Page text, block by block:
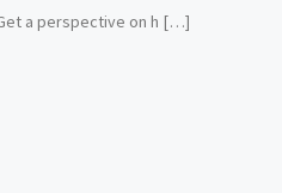
a perspective on h […]